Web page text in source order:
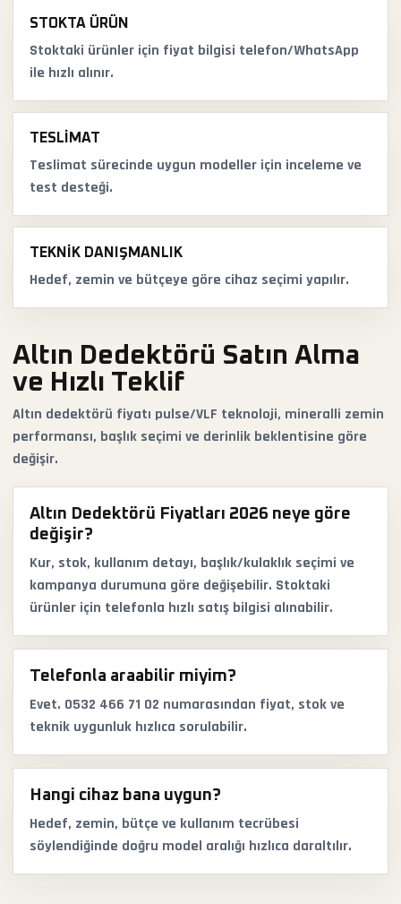
STOKTA ÜRÜN
Stoktaki ürünler için fiyat bilgisi telefon/WhatsApp
ile hızlı alınır.
TESLIMAT
Teslimat sürecinde uygun modeller için inceleme ve
test desteği.
TEKNIK DANIŞMANLIK
Hedef, zemin ve bütçeye göre cihaz seçimi yapılır.
Altın Dedektörü Satın Alma
ve Hızlı Teklif
Altın dedektörü fiyatı pulse/VLF teknoloji, mineralli zemin
performansı, başlık seçimi ve derinlik beklentisine göre
değişir.
Altın Dedektörü Fiyatları 2026 neye göre
değişir?
Kur, stok, kullanım detayı, başlık/kulaklık seçimi ve
kampanya durumuna göre değişebilir. Stoktaki
ürünler için telefonla hızlı satış bilgisi alınabilir.
Telefonla araabilir miyim?
Evet. 0532 466 71 02 numarasından fiyat, stok ve
teknik uygunluk hızlıca sorulabilir.
Hangi cihaz bana uygun?
Hedef, zemin, bütçe ve kullanım tecrübesi
söylendiğinde doğru model aralığı hızlıca daraltılır.